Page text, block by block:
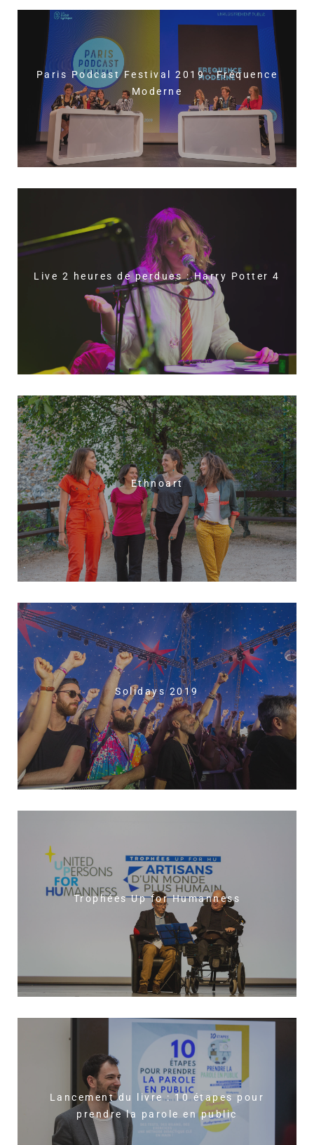
Paris Podcast Festival 2019 : Fréquence
Moderne
Live 2 heures de perdues : Harry Potter 4
Ethnoart
Solidays 2019
Trophées Up for Humanness
Lancement du livre : 10 étapes pour
prendre la parole en public